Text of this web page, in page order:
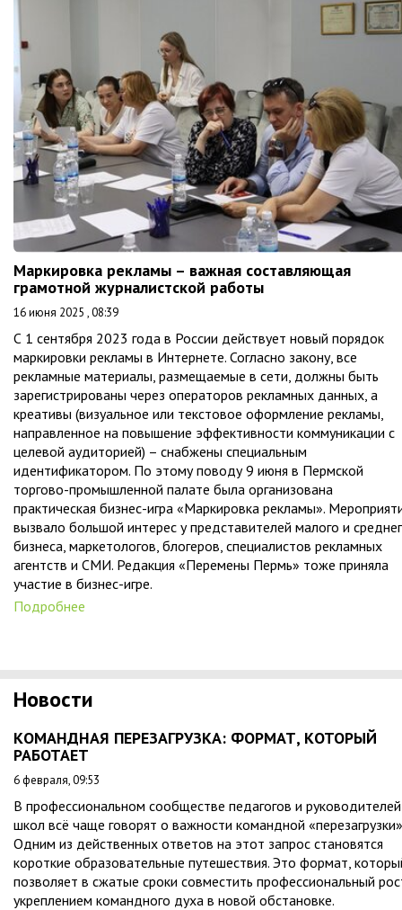
Маркировка рекламы – важная составляющая
грамотной журналистской работы
16 июня 2025 , 08:39
С 1 сентября 2023 года в России действует новый порядок
маркировки рекламы в Интернете. Согласно закону, все
рекламные материалы, размещаемые в сети, должны быть
зарегистрированы через операторов рекламных данных, а
креативы (визуальное или текстовое оформление рекламы,
направленное на повышение эффективности коммуникации с
целевой аудиторией) – снабжены специальным
идентификатором. По этому поводу 9 июня в Пермской
торгово-промышленной палате была организована
практическая бизнес-игра «Маркировка рекламы».
вызвало большой интерес у представителей малого и
бизнеса, маркетологов, блогеров, специалистов рекламных
агентств и СМИ. Редакция «Перемены Пермь» тоже приняла
участие в бизнес-игре.
Подробнее
Новости
КОМАНДНАЯ ПЕРЕЗАГРУЗКА: ФОРМАТ, КОТОРЫЙ
РАБОТАЕТ
6 февраля, 09:53
В профессиональном сообществе педагогов и руководителей
школ всё чаще говорят о важности командной
Одним из действенных ответов на этот запрос становятся
короткие образовательные путешествия. Это формат,
позволяет в сжатые сроки совместить профессиональный
укреплением командного духа в новой обстановке.